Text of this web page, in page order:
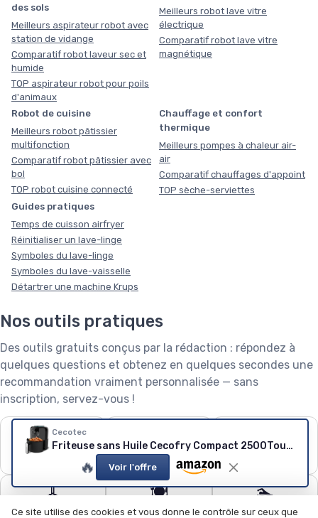
Cecotec
Friteuse sans Huile Cecofry Compact 2500Touch
🔥 Voir l'offre
des sols
Meilleurs aspirateur robot avec
station de vidange
Comparatif robot laveur sec et
humide
TOP aspirateur robot pour poils
d'animaux
Meilleurs robot lave vitre
électrique
Comparatif robot lave vitre
magnétique
Robot de cuisine
Meilleurs robot pâtissier
multifonction
Comparatif robot pâtissier avec
bol
TOP robot cuisine connecté
Chauffage et confort
thermique
Meilleurs pompes à chaleur air-
air
Comparatif chauffages d'appoint
TOP sèche-serviettes
Guides pratiques
Temps de cuisson airfryer
Réinitialiser un lave-linge
Symboles du lave-linge
Symboles du lave-vaisselle
Détartrer une machine Krups
Nos outils pratiques
Des outils gratuits conçus par la rédaction : répondez à
quelques questions et obtenez en quelques secondes une
recommandation vraiment personnalisée — sans
inscription, servez-vous !
❄️
Puissance de
Capacité de lave-
linge
Robot tondeuse : le
🧹
Quel aspirateur
🍽️
Configurateur lave-
🏊
Quel robot piscine ?
Ce site utilise des cookies et vous donne le contrôle sur ceux que